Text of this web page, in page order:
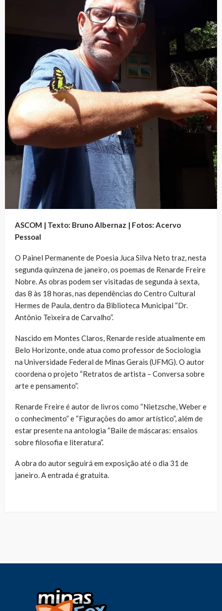
ASCOM | Texto: Bruno Albernaz | Fotos: Acervo
Pessoal
O Painel Permanente de Poesia Juca Silva Neto traz, nesta
segunda quinzena de janeiro, os poemas de Renarde Freire
Nobre. As obras podem ser visitadas de segunda à sexta,
das 8 às 18 horas, nas dependências do Centro Cultural
Hermes de Paula, dentro da Biblioteca Municipal “Dr.
Antônio Teixeira de Carvalho”.
Nascido em Montes Claros, Renarde reside atualmente em
Belo Horizonte, onde atua como professor de Sociologia
na Universidade Federal de Minas Gerais (UFMG). O autor
coordena o projeto “Retratos de artista – Conversa sobre
arte e pensamento”.
Renarde Freire é autor de livros como “Nietzsche, Weber e
o conhecimento” e “Figurações do amor artístico”, além de
estar presente na antologia “Baile de máscaras: ensaios
sobre filosofia e literatura”.
A obra do autor seguirá em exposição até o dia 31 de
janeiro. A entrada é gratuita.